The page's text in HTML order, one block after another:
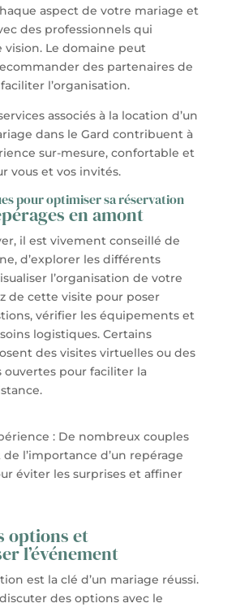
aspect de votre mariage et
des professionnels qui
Le domaine peut
des partenaires de
l’organisation.
associés à la location d’un
dans le Gard contribuent à
sur-mesure, confortable et
vous et vos invités.
pour optimiser sa réservation
en amont
il est vivement conseillé de
d’explorer les différents
l’organisation de votre
de cette visite pour poser
vérifier les équipements et
logistiques. Certains
des visites virtuelles ou des
ouvertes pour faciliter la
: De nombreux couples
l’importance d’un repérage
éviter les surprises et affiner
options et
l’événement
est la clé d’un mariage réussi.
discuter des options avec le